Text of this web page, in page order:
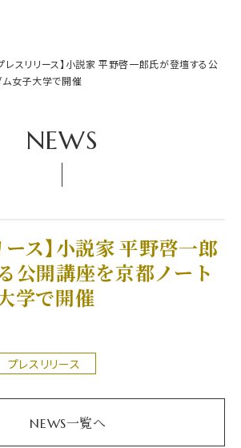
レスリリース】小説家 平野啓一郎氏が登壇する公
ム女子大学で開催
NEWS
ース】小説家 平野啓一郎
公開講座を京都ノート
学で開催
プレスリリース
NEWS一覧へ